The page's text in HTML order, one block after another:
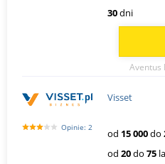
30dni
Aventus
Opinie: 2
Visset
od 15 000do
od 20do 75